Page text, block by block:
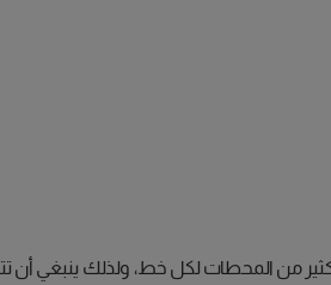
من المحطات لكل خط، ولذلك ينبغي أن